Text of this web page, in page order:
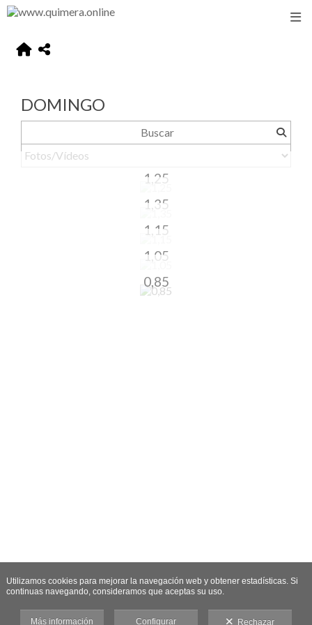
DOMINGO
1,25
1,35
1,15
1,05
0,85
Utilizamos cookies para mejorar la navegación web y obtener estadísticas. Si
continuas navegando, consideramos que aceptas su uso.
Más información Configurar Rechazar